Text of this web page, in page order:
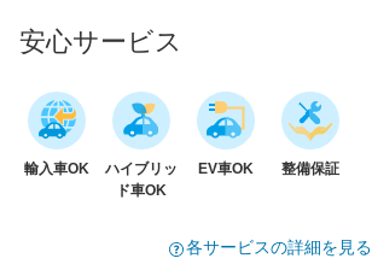
安心サービス
輸入車OK
ハイブリッ
ド車OK
EV車OK 整備保証
各サービスの詳細を見る